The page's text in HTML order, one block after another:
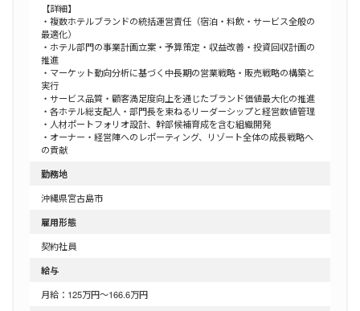
【詳細】
・複数ホテルブランドの統括運営責任（宿泊・料飲・サービス全般の
最適化）
・ホテル部門の事業計画立案・予算策定・収益改善・投資回収計画の
推進
・マーケット動向分析に基づく中長期の営業戦略・販売戦略の構築と
実行
・サービス品質・顧客満足度向上を通じたブランド価値最大化の推進
・各ホテル総支配人・部門長を束ねるリーダーシップと経営数値管理
・人材ポートフォリオ設計、幹部候補育成を含む組織開発
・オーナー・経営陣へのレポーティング、リゾート全体の成長戦略へ
の貢献
勤務地
沖縄県宮古島市
雇用形態
契約社員
給与
月給：125万円～166.6万円